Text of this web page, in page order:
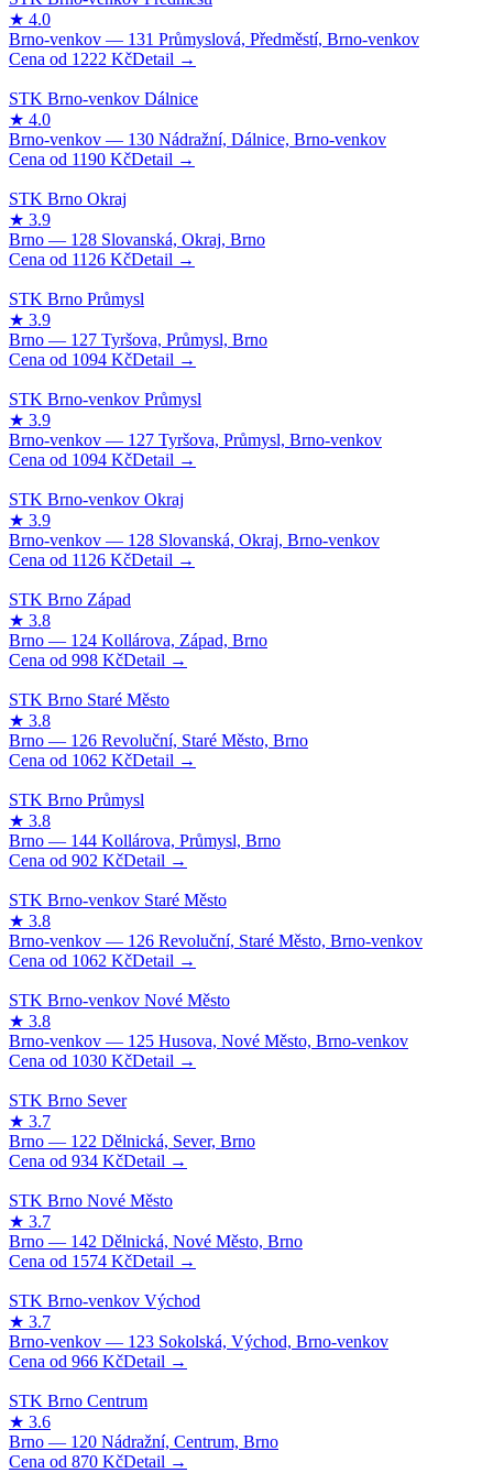
1222 Kč
1190 Kč
1126 Kč
1094 Kč
1094 Kč
1126 Kč
998 Kč
1062 Kč
902 Kč
1062 Kč
1030 Kč
934 Kč
1574 Kč
966 Kč
870 Kč